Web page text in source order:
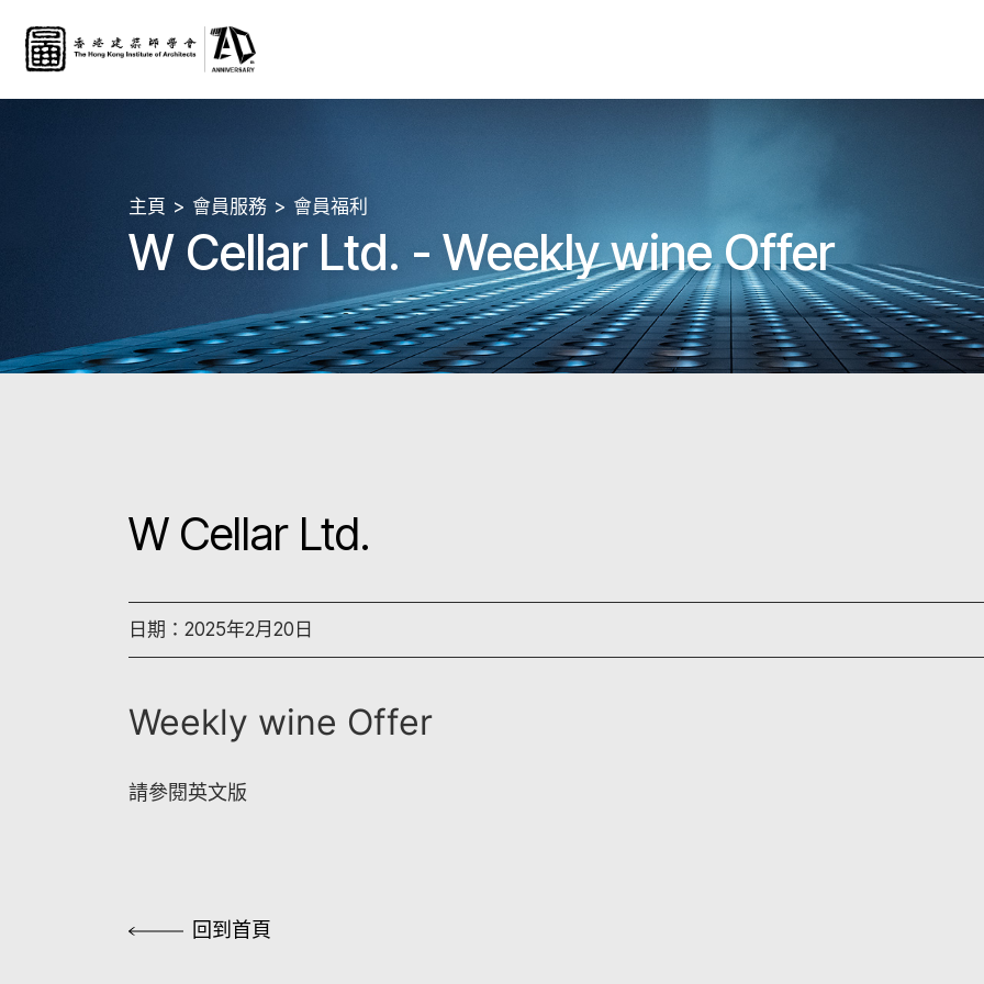
主頁 會員服務 會員福利
W Cellar Ltd. - Weekly wine Offer
W Cellar Ltd.
日期：2025年2月20日
Weekly wine Offer
請參閱英文版
回到首頁